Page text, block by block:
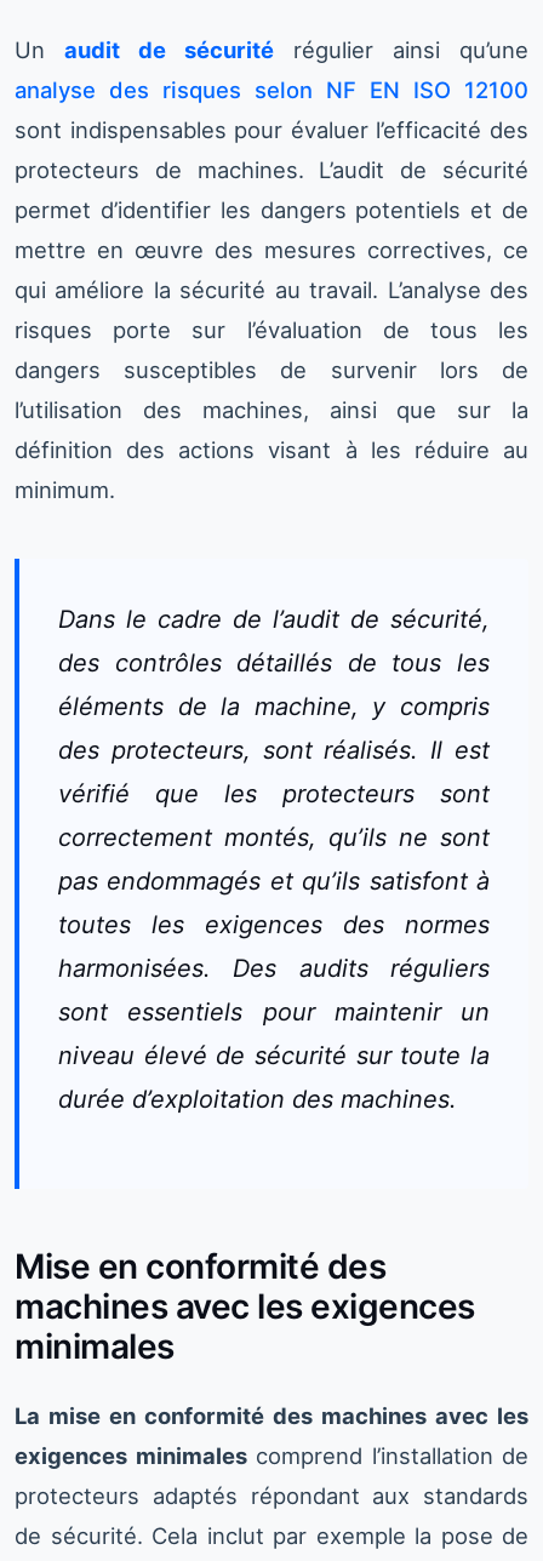
Un audit de sécurité régulier ainsi qu’une
analyse des risques selon NF EN ISO 12100
sont indispensables pour évaluer l’efficacité des
protecteurs de machines. L’audit de sécurité
permet d’identifier les dangers potentiels et de
mettre en œuvre des mesures correctives, ce
qui améliore la sécurité au travail. L’analyse des
risques porte sur l’évaluation de tous les
dangers susceptibles de survenir lors de
l’utilisation des machines, ainsi que sur la
définition des actions visant à les réduire au
minimum.
Dans le cadre de l’audit de sécurité,
des contrôles détaillés de tous les
éléments de la machine, y compris
des protecteurs, sont réalisés. Il est
vérifié que les protecteurs sont
correctement montés, qu’ils ne sont
pas endommagés et qu’ils satisfont à
toutes les exigences des normes
harmonisées. Des audits réguliers
sont essentiels pour maintenir un
niveau élevé de sécurité sur toute la
durée d’exploitation des machines.
Mise en conformité des
machines avec les exigences
minimales
La mise en conformité des machines avec les
exigences minimalescomprend l’installation de
protecteurs adaptés répondant aux standards
de sécurité. Cela inclut par exemple la pose de